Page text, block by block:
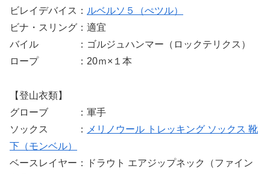
ビレイデバイス： ルベルソ５（ぺツル）
ビナ・スリング：適宜
バイル ：ゴルジュハンマー（ロックテリクス）
ロープ ：20ｍ×１本
【登山衣類】
グローブ ：軍手
ソックス ：
メリノウール トレッキング ソックス 靴
下（モンベル）
ベースレイヤー：ドラウト エアジップネック（ファイン